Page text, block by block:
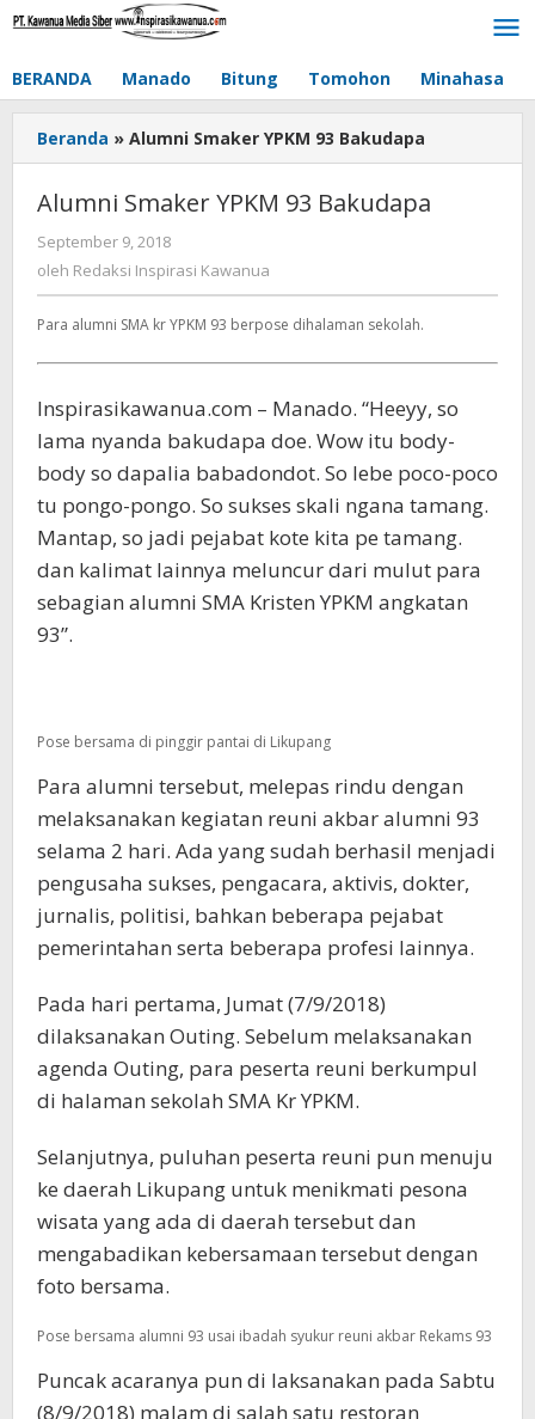
Lewati
BERANDA Manado Bitung Tomohon Minahasa
Beranda » Alumni Smaker YPKM 93 Bakudapa
Alumni Smaker YPKM 93 Bakudapa
September 9, 2018
Redaksi
oleh Redaksi Inspirasi Kawanua
Para alumni SMA kr YPKM 93 berpose dihalaman sekolah.
Inspirasikawanua.com – Manado. “Heeyy, so
lama nyanda bakudapa doe. Wow itu body-
body so dapalia babadondot. So lebe poco-poco
tu pongo-pongo. So sukses skali ngana tamang.
Mantap, so jadi pejabat kote kita pe tamang.
dan kalimat lainnya meluncur dari mulut para
sebagian alumni SMA Kristen YPKM angkatan
93”.
Pose bersama di pinggir pantai di Likupang
Para alumni tersebut, melepas rindu dengan
melaksanakan kegiatan reuni akbar alumni 93
selama 2 hari. Ada yang sudah berhasil menjadi
pengusaha sukses, pengacara, aktivis, dokter,
jurnalis, politisi, bahkan beberapa pejabat
pemerintahan serta beberapa profesi lainnya.
Pada hari pertama, Jumat (7/9/2018)
dilaksanakan Outing. Sebelum melaksanakan
agenda Outing, para peserta reuni berkumpul
di halaman sekolah SMA Kr YPKM.
Selanjutnya, puluhan peserta reuni pun menuju
ke daerah Likupang untuk menikmati pesona
wisata yang ada di daerah tersebut dan
mengabadikan kebersamaan tersebut dengan
foto bersama.
Pose bersama alumni 93 usai ibadah syukur reuni akbar Rekams 93
Puncak acaranya pun di laksanakan pada Sabtu
(8/9/2018) malam di salah satu restoran